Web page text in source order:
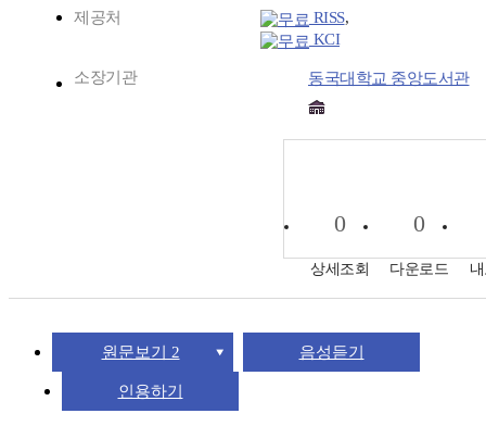
제공처 RISS,
KCI
소장기관 동국대학교 중앙도서관
0
상세조회
0
다운로드
원문보기 2 음성듣기
인용하기